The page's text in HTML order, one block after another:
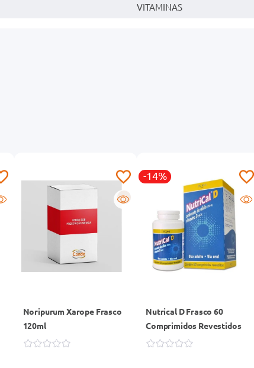
VITAMINAS
R
Noripurum Xarope Frasco
120ml
-14%
Nutrical D Frasco 60
Comprimidos Revestidos